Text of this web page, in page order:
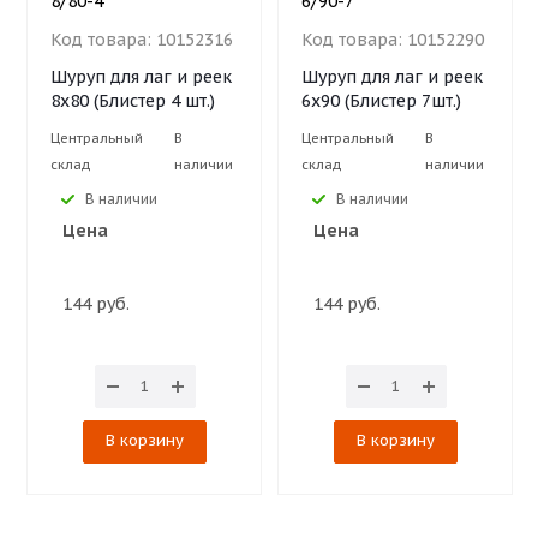
Код товара: 10152316
Шуруп для лаг и реек
8х80 (Блистер 4 шт.)
Центральный
склад
В
наличии
В наличии
Цена
144 руб.
В корзину
Код товара: 10152290
Шуруп для лаг и реек
6х90 (Блистер 7шт.)
Центральный
склад
В
наличии
В наличии
Цена
144 руб.
В корзину